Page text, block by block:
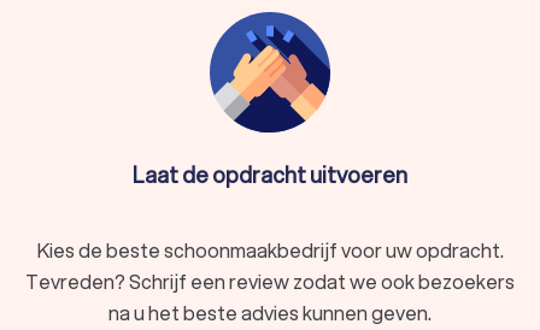
Laat de opdracht uitvoeren
Kies de beste schoonmaakbedrijf voor uw opdracht.
Tevreden? Schrijf een review zodat we ook bezoekers
na u het beste advies kunnen geven.